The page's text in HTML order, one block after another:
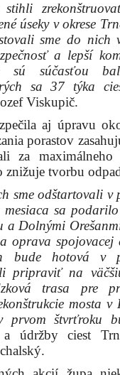
úseky v okrese
sme do nich
a lepší
sú súčasťou
sa 37 týka
Viskupič.
aj úpravu
porastov
za maximálneho
tvorbu
sme odštartovali v
mesiaca sa
a Dolnými
oprava spojovacej
bude hotová v
pripraviť na
trasa pre
mosta v
prvom štvrťroku
údržby ciest